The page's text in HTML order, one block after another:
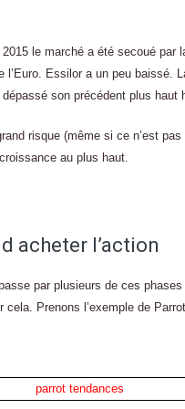
le marché a été secoué par
l’Euro. Essilor a un peu baissé.
son précédent plus haut
risque (même si ce n’est pas
au plus haut.
acheter l’action
passe par plusieurs de ces
cela. Prenons l’exemple de